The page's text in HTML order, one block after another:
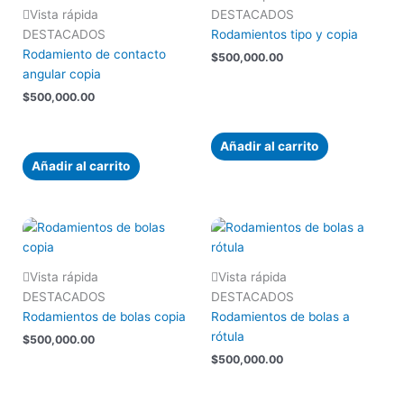
Vista rápida
DESTACADOS
Rodamiento de contacto
angular copia
$500,000.00
Añadir al carrito
DESTACADOS
Rodamientos tipo y copia
$500,000.00
Añadir al carrito
Vista rápida
DESTACADOS
Rodamientos de bolas copia
$500,000.00
Vista rápida
DESTACADOS
Rodamientos de bolas a
rótula
$500,000.00